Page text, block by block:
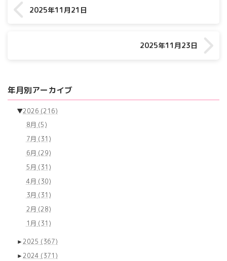
2025年11月21日
2025年11月23日
年月別アーカイブ
▼2026 (216)
8月 (5)
7月 (31)
6月 (29)
5月 (31)
4月 (30)
3月 (31)
2月 (28)
1月 (31)
►2025 (367)
►2024 (371)